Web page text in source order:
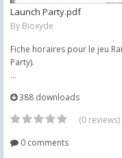
Launch Party.pdf
By Bioxyde
Fiche horaires pour le jeu
Party).
...
388 downloads
(0 reviews)
0 comments